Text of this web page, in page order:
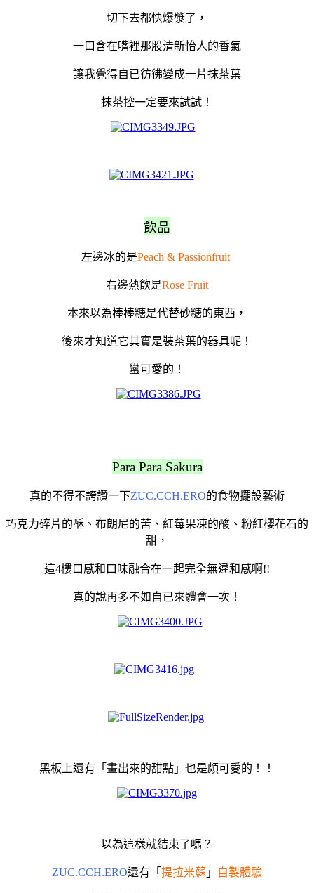
切下去都快爆漿了，
一口含在嘴裡那股清新怡人的香氣
讓我覺得自已彷彿變成一片抹茶葉
抹茶控一定要來試試 ！
飲品
左邊冰的是Peach & Passionfruit
右邊熱飲是Rose Fruit
本來以為棒棒糖是代替砂糖的東西，
後來才知道它其實是裝茶葉的器具呢！
蠻可愛的！
Para Para Sakura
真的不得不誇讚一下ZUC.CCH.ERO的食物擺設藝術
巧克力碎片的酥、布朗尼的苦、紅莓果凍的酸、粉紅櫻花石的
甜，
這4樓口感和口味融合在一起完全無違和感啊 !!
真的說再多不如自已來體會一次！
黑板上還有「畫出來的甜點」也是頗可愛的！！
以為這樣就結束了嗎？
ZUC.CCH.ERO還有「 提拉米蘇 」 自製體驗